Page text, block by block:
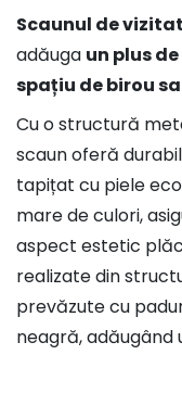
Scaunul de
adăuga un plus
spațiu de birou
Cu o structură
scaun oferă
tapițat cu piele
mare de culori,
aspect estetic
realizate din
prevăzute cu
neagră, adăugând